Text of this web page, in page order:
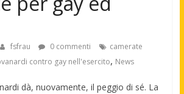
fsfrau 0 commenti
camerate
contro gay nell'esercito, News
dà, nuovamente, il peggio di sé. La